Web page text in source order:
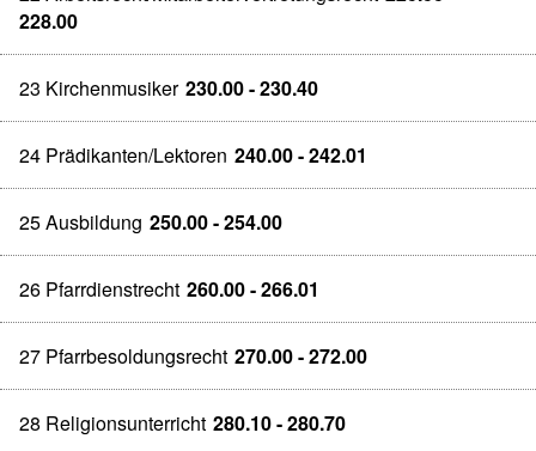
228.00
23 Kirchenmusiker 230.00 - 230.40
24 Prädikanten/Lektoren 240.00 - 242.01
25 Ausbildung 250.00 - 254.00
26 Pfarrdienstrecht 260.00 - 266.01
27 Pfarrbesoldungsrecht 270.00 - 272.00
28 Religionsunterricht 280.10 - 280.70